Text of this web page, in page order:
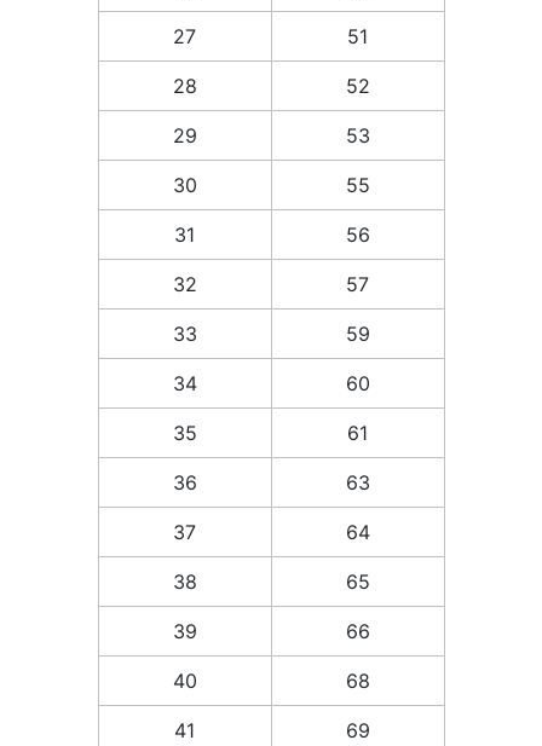
27 51
28 52
29 53
30 55
31 56
32 57
33 59
34 60
35 61
36 63
37 64
38 65
39 66
40 68
41 69